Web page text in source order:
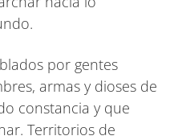
por gentes
armas y dioses de
constancia y que
Territorios de